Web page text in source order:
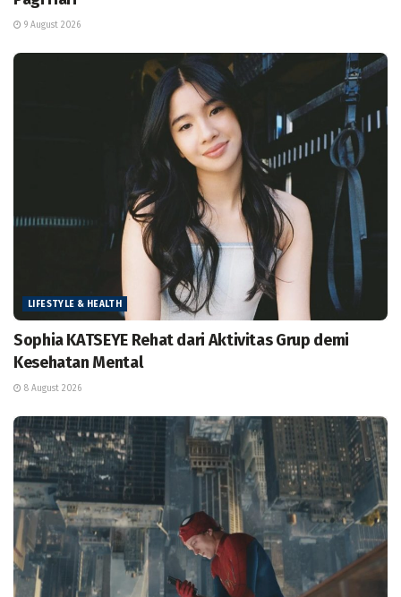
9 August 2026
LIFESTYLE & HEALTH
Sophia KATSEYE Rehat dari Aktivitas Grup demi
Kesehatan Mental
8 August 2026